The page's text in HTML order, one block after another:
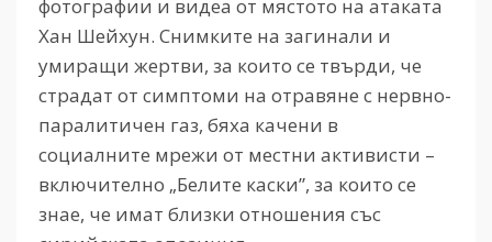
фотографии и видеа от мястото на атаката
Хан Шейхун. Снимките на загинали и
умиращи жертви, за които се твърди, че
страдат от симптоми на отравяне с нервно-
паралитичен газ, бяха качени в
социалните мрежи от местни активисти –
включително „Белите каски”, за които се
знае, че имат близки отношения със